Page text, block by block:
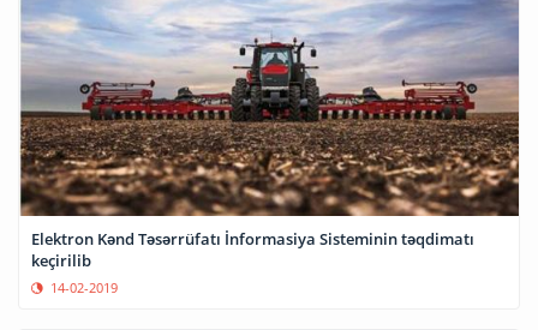
Elektron Kənd Təsərrüfatı İnformasiya Sisteminin təqdimatı
keçirilib
14-02-2019